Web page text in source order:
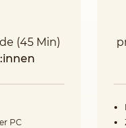
(45 Min)
PC